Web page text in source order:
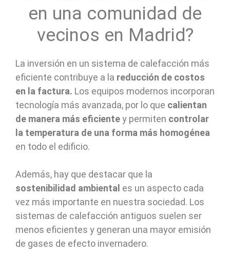
en una comunidad de
vecinos en Madrid?
La inversión en un sistema de calefacción más
eficiente contribuye a la reducción de costos
en la factura. Los equipos modernos incorporan
tecnología más avanzada, por lo que calientan
de manera más eficientey permiten controlar
la temperatura de una forma más homogénea
en todo el edificio.
Además, hay que destacar que la
sostenibilidad ambiental es un aspecto cada
vez más importante en nuestra sociedad. Los
sistemas de calefacción antiguos suelen ser
menos eficientes y generan una mayor emisión
de gases de efecto invernadero.